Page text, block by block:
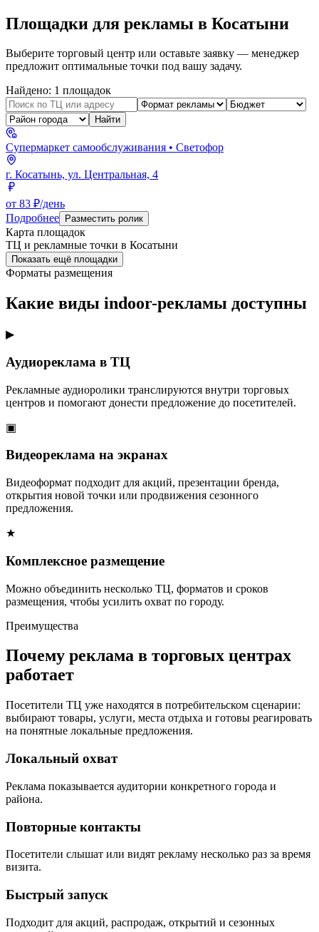
Площадки для рекламы в Косатыни
Выберите торговый центр или оставьте заявку — менеджер
предложит оптимальные точки под вашу задачу.
Найдено: 1 площадок
Найти
Супермаркет самообслуживания • Светофор
г. Косатынь, ул. Центральная, 4
от 83 ₽/день
Подробнее
Разместить ролик
Карта площадок
ТЦ и рекламные точки в Косатыни
Показать ещё площадки
Форматы размещения
Какие виды indoor-рекламы доступны
▶
Аудиореклама в ТЦ
Рекламные аудиоролики транслируются внутри торговых
центров и помогают донести предложение до посетителей.
▣
Видеореклама на экранах
Видеоформат подходит для акций, презентации бренда,
открытия новой точки или продвижения сезонного
предложения.
★
Комплексное размещение
Можно объединить несколько ТЦ, форматов и сроков
размещения, чтобы усилить охват по городу.
Преимущества
Почему реклама в торговых центрах
работает
Посетители ТЦ уже находятся в потребительском сценарии:
выбирают товары, услуги, места отдыха и готовы реагировать
на понятные локальные предложения.
Локальный охват
Реклама показывается аудитории конкретного города и
района.
Повторные контакты
Посетители слышат или видят рекламу несколько раз за время
визита.
Быстрый запуск
Подходит для акций, распродаж, открытий и сезонных